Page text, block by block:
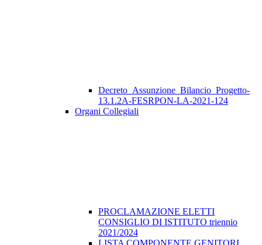
Decreto_Assunzione_Bilancio_Progetto-
13.1.2A-FESRPON-LA-2021-124
Organi Collegiali
PROCLAMAZIONE ELETTI
CONSIGLIO DI ISTITUTO triennio
2021/2024